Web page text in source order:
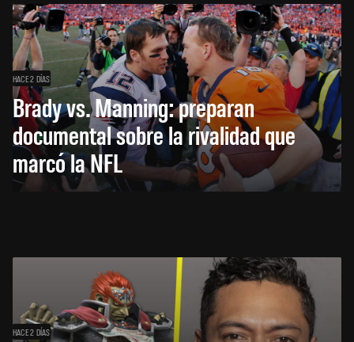
HACE 2 DÍAS
Brady vs. Manning: preparan
documental sobre la rivalidad que
marcó la NFL
HACE 2 DÍAS